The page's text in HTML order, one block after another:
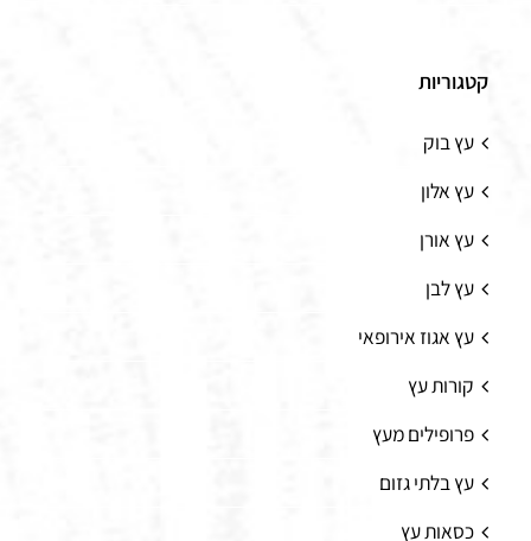
קטגוריות
עץ בוק
עץ אלון
עץ אורן
עץ לבן
עץ אגוז אירופאי
קורות עץ
פרופילים מעץ
עץ בלתי גזום
כסאות עץ